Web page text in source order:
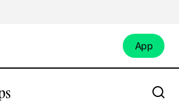
App